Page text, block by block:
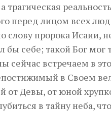
трагическая
перед лицом всех
слову пророка Исаии,
бы себе; такой Бог мог
сейчас встречаем в
в Своем
от Девы, от юной
в тайну неба,